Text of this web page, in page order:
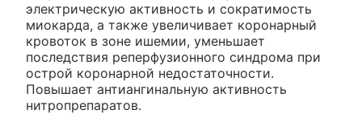
электрическую активность и сократимость
миокарда, а также увеличивает коронарный
кровоток в зоне ишемии, уменьшает
последствия реперфузионного синдрома при
острой коронарной недостаточности.
Повышает антиангинальную активность
нитропрепаратов.